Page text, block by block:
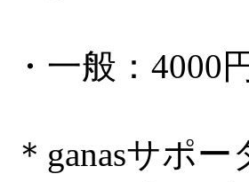
・一般：4000
＊ganasサポ